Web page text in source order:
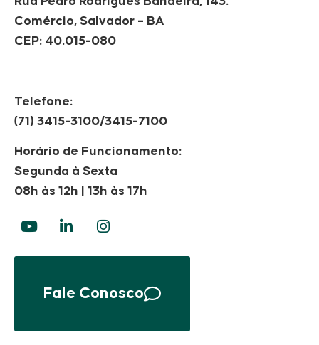
Comércio, Salvador – BA
CEP: 40.015-080
Telefone:
(71) 3415-3100/3415-7100
Horário de Funcionamento:
Segunda à Sexta
08h às 12h | 13h às 17h
Fale Conosco